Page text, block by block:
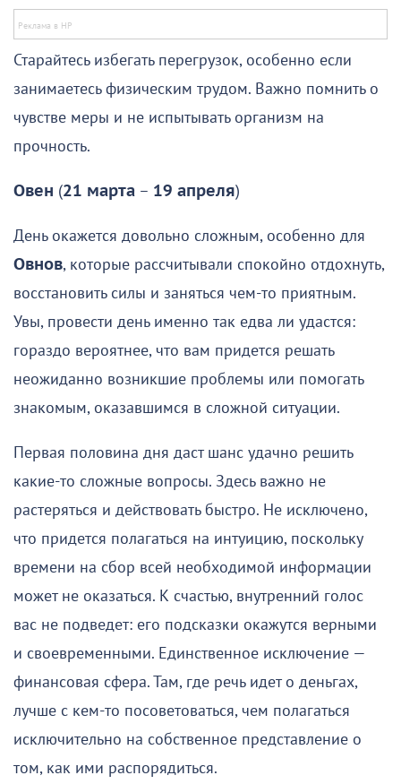
Старайтесь избегать перегрузок, особенно если
занимаетесь физическим трудом. Важно помнить о
чувстве меры и не испытывать организм на
прочность.
Овен (21 марта – 19 апреля)
День окажется довольно сложным, особенно для
Овнов, которые рассчитывали спокойно отдохнуть,
восстановить силы и заняться чем-то приятным.
Увы, провести день именно так едва ли удастся:
гораздо вероятнее, что вам придется решать
неожиданно возникшие проблемы или помогать
знакомым, оказавшимся в сложной ситуации.
Первая половина дня даст шанс удачно решить
какие-то сложные вопросы. Здесь важно не
растеряться и действовать быстро. Не исключено,
что придется полагаться на интуицию, поскольку
времени на сбор всей необходимой информации
может не оказаться. К счастью, внутренний голос
вас не подведет: его подсказки окажутся верными
и своевременными. Единственное исключение —
финансовая сфера. Там, где речь идет о деньгах,
лучше с кем-то посоветоваться, чем полагаться
исключительно на собственное представление о
том, как ими распорядиться.